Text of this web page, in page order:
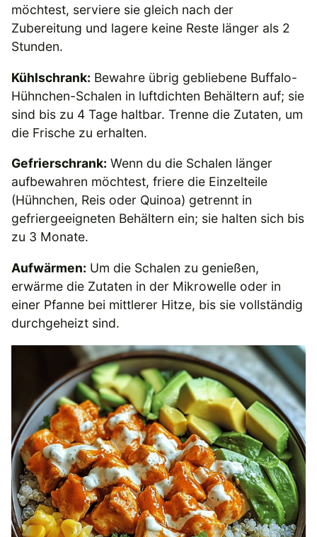
möchtest, serviere sie gleich nach der
Zubereitung und lagere keine Reste länger als 2
Stunden.
Kühlschrank: Bewahre übrig gebliebene Buffalo-
Hühnchen-Schalen in luftdichten Behältern auf; sie
sind bis zu 4 Tage haltbar. Trenne die Zutaten, um
die Frische zu erhalten.
Gefrierschrank: Wenn du die Schalen länger
aufbewahren möchtest, friere die Einzelteile
(Hühnchen, Reis oder Quinoa) getrennt in
gefriergeeigneten Behältern ein; sie halten sich bis
zu 3 Monate.
Aufwärmen: Um die Schalen zu genießen,
erwärme die Zutaten in der Mikrowelle oder in
einer Pfanne bei mittlerer Hitze, bis sie vollständig
durchgeheizt sind.